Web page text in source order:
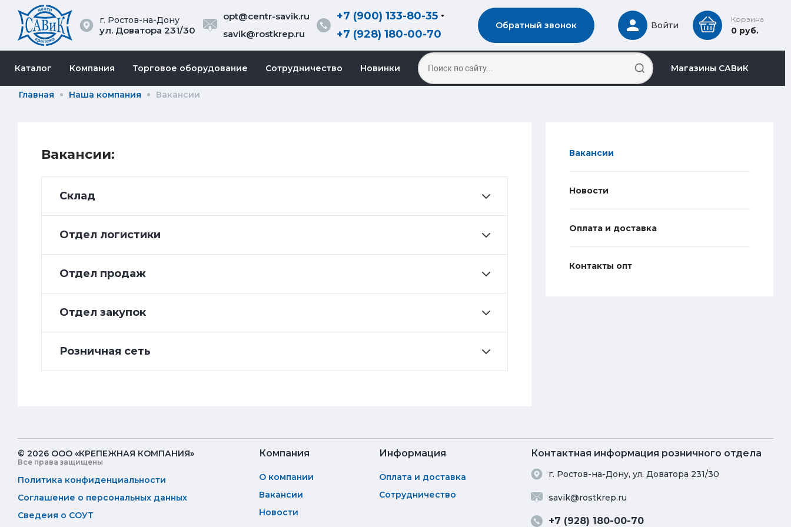
г. Ростов-на-Дону
ул. Доватора 231/30
opt@centr-savik.ru
savik@rostkrep.ru
+7 (900) 133-80-35
+7 (928) 180-00-70
Обратный звонок Войти
Корзина
0 руб.
Каталог Компания Торговое оборудование Сотрудничество Новинки Магазины САВиК
Главная Наша компания Вакансии
Вакансии:
Склад
Отдел логистики
Отдел продаж
Отдел закупок
Розничная сеть
Вакансии
Новости
Оплата и доставка
Контакты опт
© 2026 ООО «КРЕПЕЖНАЯ КОМПАНИЯ»
Все права защищены
Политика конфиденциальности
Соглашение о персональных данных
Сведеия о СОУТ
Компания
О компании
Вакансии
Новости
Информация
Оплата и доставка
Сотрудничество
Контактная информация розничного отдела
г. Ростов-на-Дону, ул. Доватора 231/30
savik@rostkrep.ru
+7 (928) 180-00-70